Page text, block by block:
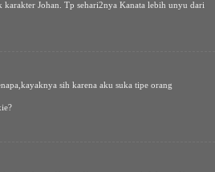
Johan. Tp sehari2nya Kanata lebih unyu dari
sih karena aku suka tipe orang